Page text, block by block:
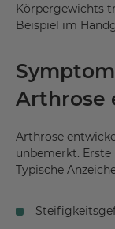
Körpergewichts
Beispiel im
Arthrose
Arthrose
unbemerkt.
Typische